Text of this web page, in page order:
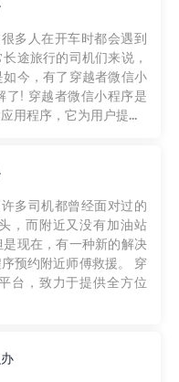
多人在开车时都会遇到
途旅行的司机们来说，
今，有了穿越者微信小
了! 穿越者微信小程序是
用程序，它为用户提...
多司机都曾经面对过的
，而附近又没有加油站
现在，有一种新的解决
预约附近师傅救援。 穿
台，致力于提供全方位